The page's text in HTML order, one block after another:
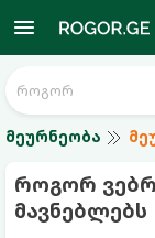
მეურნეობა
როგორ
მავნებლებს